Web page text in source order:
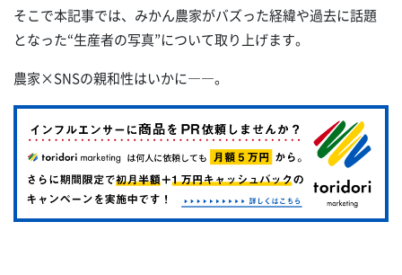
そこで本記事では、みかん農家がバズった経緯や過去に話題
となった“生産者の写真”について取り上げます。
農家×SNSの親和性はいかに――。